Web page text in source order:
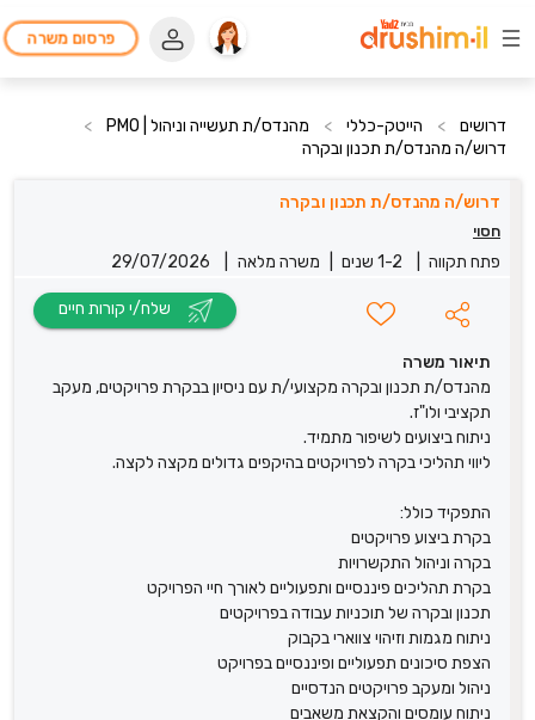
פרסום משרה
דרושים > הייטק-כללי > מהנדס/ת תעשייה וניהול | PMO
>
דרוש/ה מהנדס/ת תכנון ובקרה
דרוש/ה מהנדס/ת תכנון ובקרה
חסוי
פתח תקווה 1-2 שנים משרה מלאה 29/07/2026
תיאור משרה
מהנדס/ת תכנון ובקרה מקצועי/ת עם ניסיון בבקרת פרויקטים, מעקב
תקציבי ולו"ז.
ניתוח ביצועים לשיפור מתמיד.
ליווי תהליכי בקרה לפרויקטים בהיקפים גדולים מקצה לקצה.
התפקיד כולל:
בקרת ביצוע פרויקטים
בקרה וניהול התקשרויות
בקרת תהליכים פיננסיים ותפעוליים לאורך חיי הפרויקט
תכנון ובקרה של תוכניות עבודה בפרויקטים
ניתוח מגמות וזיהוי צווארי בקבוק
הצפת סיכונים תפעוליים ופיננסיים בפרויקט
ניהול ומעקב פרויקטים הנדסיים
ניתוח עומסים והקצאת משאבים